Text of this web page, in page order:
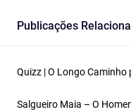
Publicações
Quizz | O Longo
Salgueiro Maia – O